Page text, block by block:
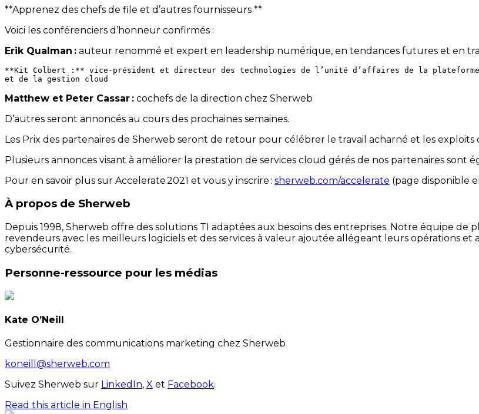
**Apprenez des chefs de file et d’autres fournisseurs **
Voici les conférenciers d’honneur confirmés :
Erik Qualman : auteur renommé et expert en leadership numérique, en tendances futures et en
**Kit Colbert :** vice-président et directeur des technologies de l’unité d’affaires de la
Matthew et Peter Cassar : cochefs de la direction chez Sherweb
D’autres seront annoncés au cours des prochaines semaines.
Les Prix des partenaires de Sherweb seront de retour pour célébrer le travail acharné et les exploits
Plusieurs annonces visant à améliorer la prestation de services cloud gérés de nos partenaires sont
Pour en savoir plus sur Accelerate 2021 et vous y inscrire : sherweb.com/accelerate (page disponible
À propos de Sherweb
Depuis 1998, Sherweb offre des solutions TI adaptées aux besoins des entreprises. Notre équipe de
revendeurs avec les meilleurs logiciels et des services à valeur ajoutée allégeant leurs opérations
cybersécurité.
Personne-ressource pour les médias
Kate O’Neill
Gestionnaire des communications marketing chez Sherweb
koneill@sherweb.com
Suivez Sherweb sur LinkedIn, X et Facebook.
Read this article in English